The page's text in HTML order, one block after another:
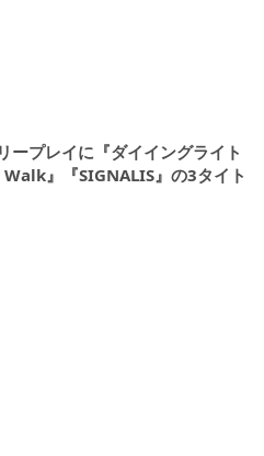
プレイに『ダイイングライト
』『SIGNALIS』の3タイト